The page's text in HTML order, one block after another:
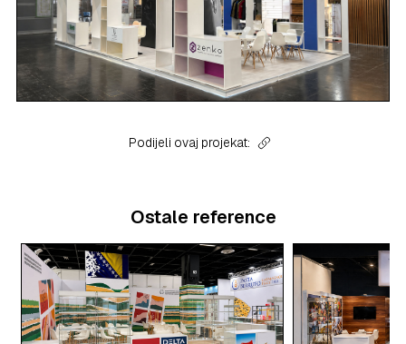
Podijeli ovaj projekat:
Ostale reference